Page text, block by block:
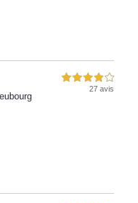
4,0 étoiles sur 5
27 avis